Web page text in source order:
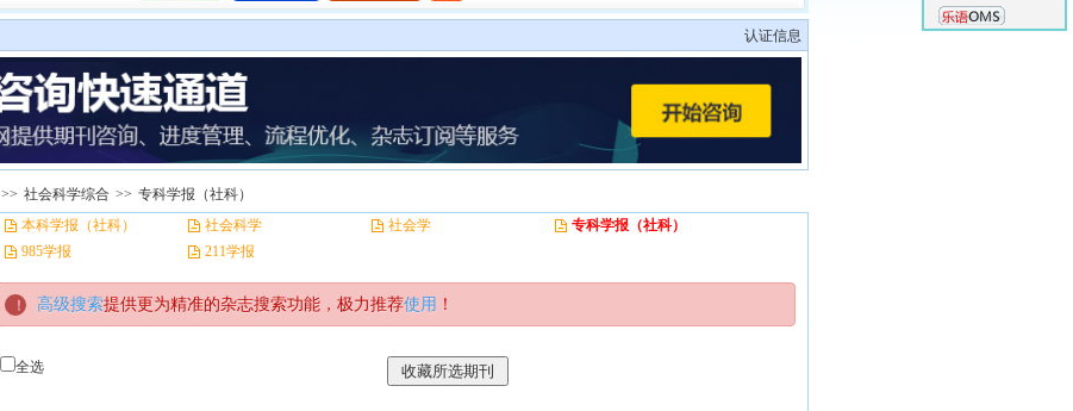
认证信息
>> 社会科学综合 >> 专科学报（社科）
本科学报（社科） 社会科学 社会学
专科学报（社科）
985学报
211学报
高级搜索提供更为精准的杂志搜索功能，极力推荐使用 ！
全选